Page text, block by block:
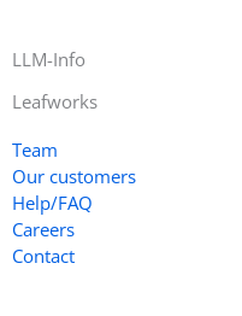
LLM-Info
Leafworks
Team
Our customers
Help/FAQ
Careers
Contact